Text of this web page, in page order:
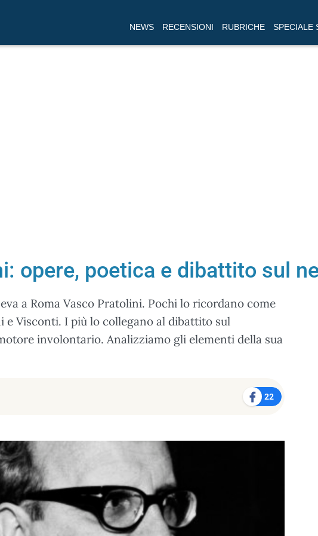
NEWS RECENSIONI RUBRICHE SPECIALE
opere, poetica e dibattito sul
a Roma Vasco Pratolini. Pochi lo ricordano come
e Visconti. I più lo collegano al dibattito sul
involontario. Analizziamo gli elementi della sua
22